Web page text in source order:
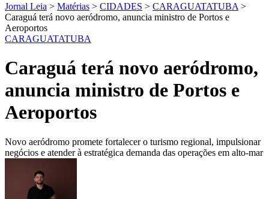
Jornal Leia > Matérias > CIDADES > CARAGUATATUBA >
Caraguá terá novo aeródromo, anuncia ministro de Portos e
Aeroportos
CARAGUATATUBA
Caraguá terá novo aeródromo,
anuncia ministro de Portos e
Aeroportos
Novo aeródromo promete fortalecer o turismo regional, impulsionar
negócios e atender à estratégica demanda das operações em alto-mar